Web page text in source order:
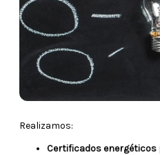
Realizamos:
Certificados